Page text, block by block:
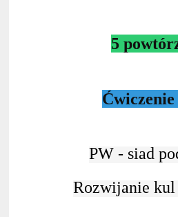
5
PW - siad
Rozwijanie kul